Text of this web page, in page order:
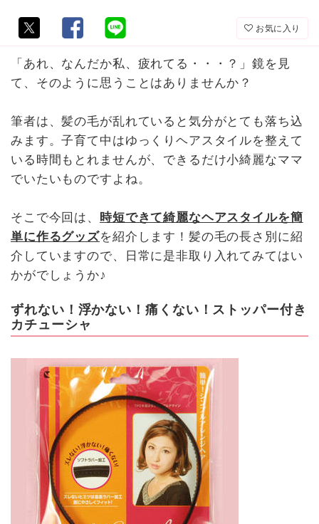
お気に入り
「あれ、なんだか私、疲れてる・・・？」鏡を見
て、そのように思うことはありませんか？
筆者は、髪の毛が乱れていると気分がとても落ち込
みます。子育て中はゆっくりヘアスタイルを整えて
いる時間もとれませんが、できるだけ小綺麗なママ
でいたいものですよね。
そこで今回は、 時短できて綺麗なヘアスタイルを簡
単に作るグッズを紹介します！髪の毛の長さ別に紹
介していますので、日常に是非取り入れてみてはい
かがでしょうか♪
ずれない！浮かない！痛くない！ストッパー付き
カチューシャ